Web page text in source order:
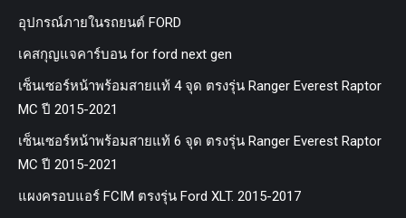
อุปกรณ์ภายในรถยนต์ FORD
เคสกุญแจคาร์บอน for ford next gen
เซ็นเซอร์หน้าพร้อมสายแท้ 4 จุด ตรงรุ่น Ranger Everest Raptor
MC ปี 2015-2021
เซ็นเซอร์หน้าพร้อมสายแท้ 6 จุด ตรงรุ่น Ranger Everest Raptor
MC ปี 2015-2021
แผงครอบแอร์ FCIM ตรงรุ่น Ford XLT. 2015-2017